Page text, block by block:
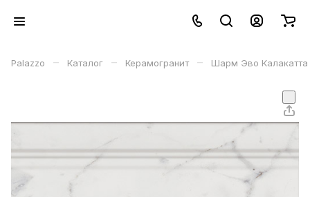
Palazzo – Каталог – Керамогранит – Шарм Эво Калакатта